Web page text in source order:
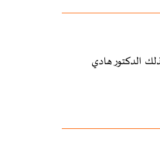
الدكتور هادي